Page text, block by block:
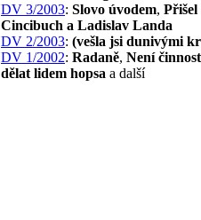
DV 3/2003: Slovo úvodem, Přišel
Cincibuch a Ladislav Landa
DV 2/2003: (vešla jsi dunivými
DV 1/2002: Radaně, Není
dělat lidem hopsa a další